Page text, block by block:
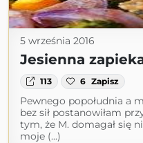
5 września 2016
Jesienna
113 6 Zapisz
Pewnego popołudnia a
bez sił postanowiłam
tym, że M. domagał się
moje (...)